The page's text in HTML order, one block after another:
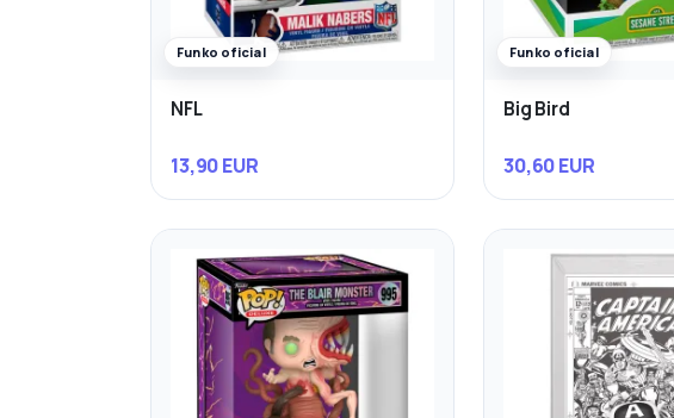
Funko oficial
NFL
13,90 EUR
Funko oficial
Big Bird
30,60 EUR